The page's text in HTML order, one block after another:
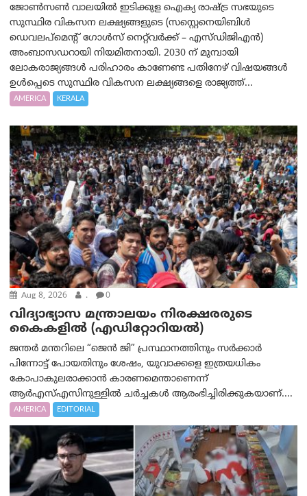
ജോൺസൺ വാലയിൽ ഇടിക്കുള ഐക്യ രാഷ്ട്ര സഭയുടെ
സുസ്ഥിര വികസന ലക്ഷ്യങ്ങളുടെ (സസ്റ്റെനെയിബിൾ
ഡെവലപ്‌മെന്റ് ഗോൾസ് നെറ്റ്‌വർക്ക് – എസ്ഡിജിഎൻ)
അംബാസഡറായി നിയമിതനായി. 2030 ന് മുമ്പായി
ലോകരാജ്യങ്ങൾ പരിഹാരം കാണേണ്ട പതിനേഴ് വിഷയങ്ങൾ
ഉൾപ്പെടെ സുസ്ഥിര വികസന ലക്ഷ്യങ്ങളെ രാജ്യത്ത്...
AMERICA KERALA
Aug 8, 2026 . 0
വിദ്യാഭ്യാസ മന്ത്രാലയം നിരക്ഷരരുടെ
കൈകളിൽ (എഡിറ്റോറിയല്‍)
ജന്തർ മന്തറിലെ “ജെൻ ജി” പ്രസ്ഥാനത്തിനും സർക്കാർ
പിന്നോട്ട് പോയതിനും ശേഷം, യുവാക്കളെ ഇത്രയധികം
കോപാകുലരാക്കാൻ കാരണമെന്താണെന്ന്
ആർ‌എസ്‌എസിനുള്ളിൽ ചർച്ചകൾ ആരംഭിച്ചിരിക്കുകയാണ്....
AMERICA EDITORIAL